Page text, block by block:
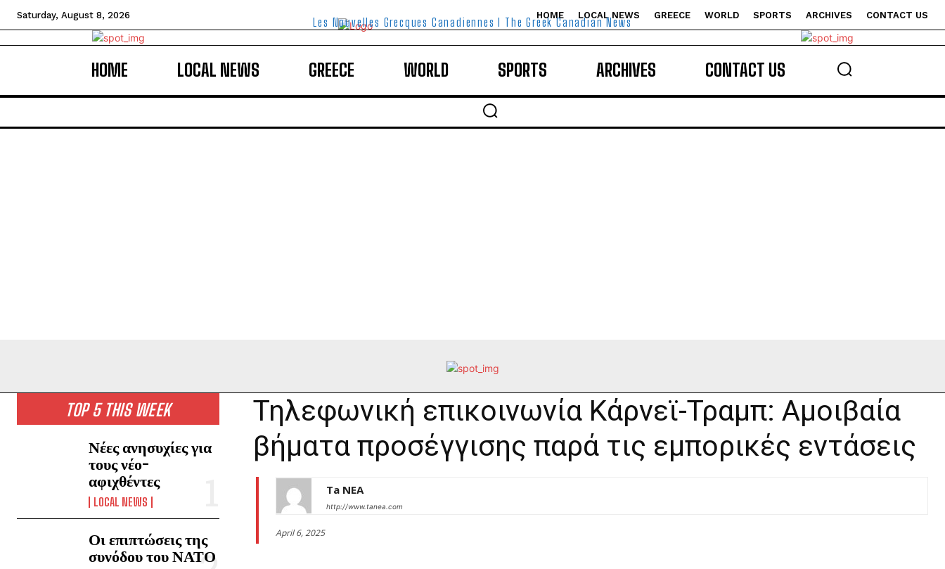
Saturday, August 8, 2026 HOME LOCAL NEWS GREECE WORLD SPORTS ARCHIVES CONTACT US
Les Nouvelles Grecques Canadiennes I The Greek Canadian News
HOME LOCAL NEWS GREECE WORLD SPORTS ARCHIVES CONTACT US
TOP 5 THIS WEEK
Νέες ανησυχίες για
τους νέο-
αφιχθέντες
LOCAL NEWS
Οι επιπτώσεις της
συνόδου του ΝΑΤΟ
Τηλεφωνική επικοινωνία Κάρνεϊ-Τραμπ: Αμοιβαία
βήματα προσέγγισης παρά τις εμπορικές εντάσεις
Ta NEA
http://www.tanea.com
April 6, 2025